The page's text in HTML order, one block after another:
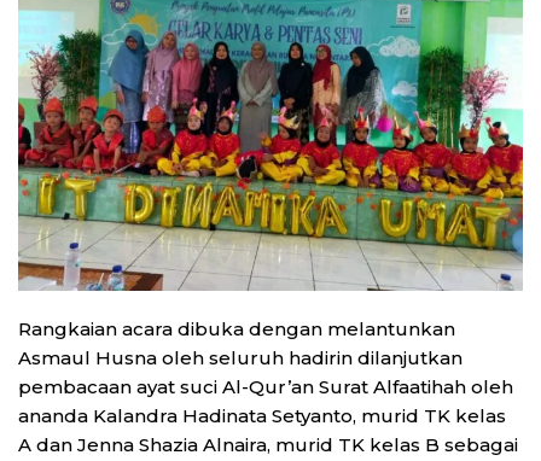
Rangkaian acara dibuka dengan melantunkan
Asmaul Husna oleh seluruh hadirin dilanjutkan
pembacaan ayat suci Al-Qur’an Surat Alfaatihah oleh
ananda Kalandra Hadinata Setyanto, murid TK kelas
A dan Jenna Shazia Alnaira, murid TK kelas B sebagai